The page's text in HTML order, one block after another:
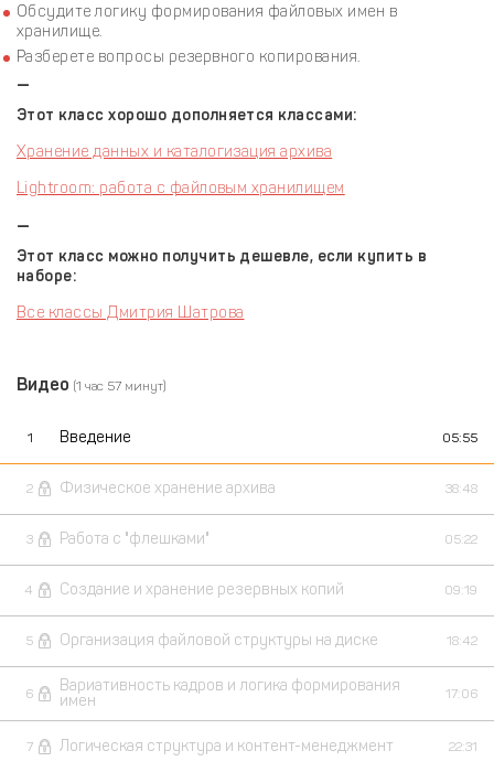
Обсудите логику формирования файловых имен в
хранилище.
Разберете вопросы резервного копирования.
—
Этот класс хорошо дополняется классами:
Хранение данных и каталогизация архива
Lightroom: работа с файловым хранилищем
—
Этот класс можно получить дешевле, если купить в
наборе:
Все классы Дмитрия Шатрова
Видео (1 час 57 минут)
1 Введение 05:55
2 Физическое хранение архива 38:48
3 Работа с "флешками" 05:22
4 Создание и хранение резервных копий 09:19
5 Организация файловой структуры на диске 18:42
6
Вариативность кадров и логика формирования
имен
17:06
7 Логическая структура и контент-менеджмент 22:31